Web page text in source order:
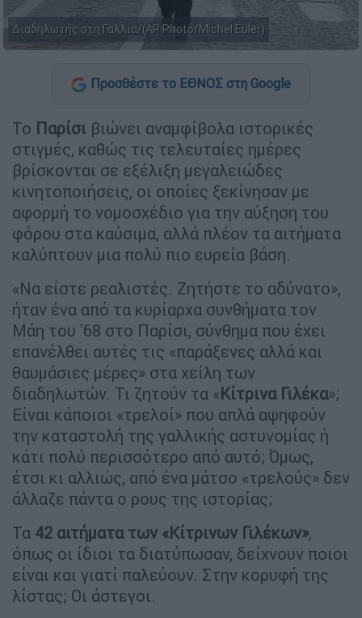
Διαδηλωτής στη Γαλλία/(AP Photo/Michel Euler)
Προσθέστε το ΕΘΝΟΣ στη Google
Το Παρίσι βιώνει αναμφίβολα ιστορικές
στιγμές, καθώς τις τελευταίες ημέρες
βρίσκονται σε εξέλιξη μεγαλειώδες
κινητοποιήσεις, οι οποίες ξεκίνησαν με
αφορμή το νομοσχέδιο για την αύξηση του
φόρου στα καύσιμα, αλλά πλέον τα αιτήματα
καλύπτουν μια πολύ πιο ευρεία βάση.
«Να είστε ρεαλιστές. Ζητήστε το αδύνατο»,
ήταν ένα από τα κυρίαρχα συνθήματα τον
Μάη του '68 στο Παρίσι, σύνθημα που έχει
επανέλθει αυτές τις «παράξενες αλλά και
θαυμάσιες μέρες» στα χείλη των
διαδηλωτών. Τι ζητούν τα «Κίτρινα Γιλέκα»;
Είναι κάποιοι «τρελοί» που απλά αψηφούν
την καταστολή της γαλλικής αστυνομίας ή
κάτι πολύ περισσότερο από αυτό; Όμως,
έτσι κι αλλιώς, από ένα μάτσο «τρελούς» δεν
άλλαζε πάντα ο ρους της ιστορίας;
Τα 42 αιτήματα των «Κίτρινων Γιλέκων»,
όπως οι ίδιοι τα διατύπωσαν, δείχνουν ποιοι
είναι και γιατί παλεύουν. Στην κορυφή της
λίστας; Οι άστεγοι.